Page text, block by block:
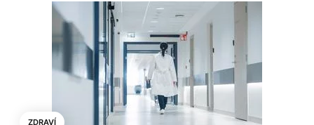
ZDRAVÍ